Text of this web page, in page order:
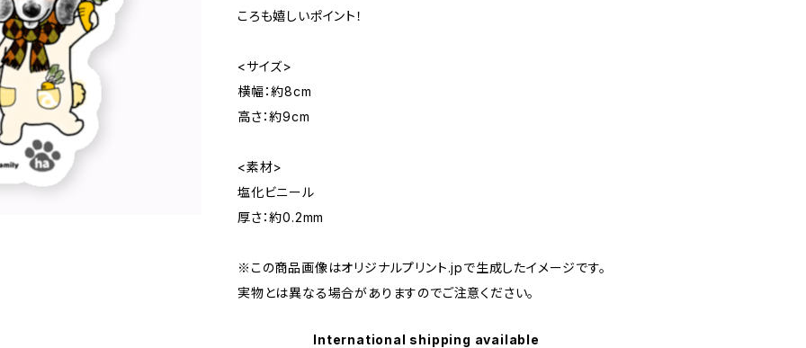
ころも嬉しいポイント！
<サイズ>
横幅：約8cm
高さ：約9cm
<素材>
塩化ビニール
厚さ：約0.2mm
※この商品画像はオリジナルプリント.jpで生成したイメージです。
実物とは異なる場合がありますのでご注意ください。
International shipping available